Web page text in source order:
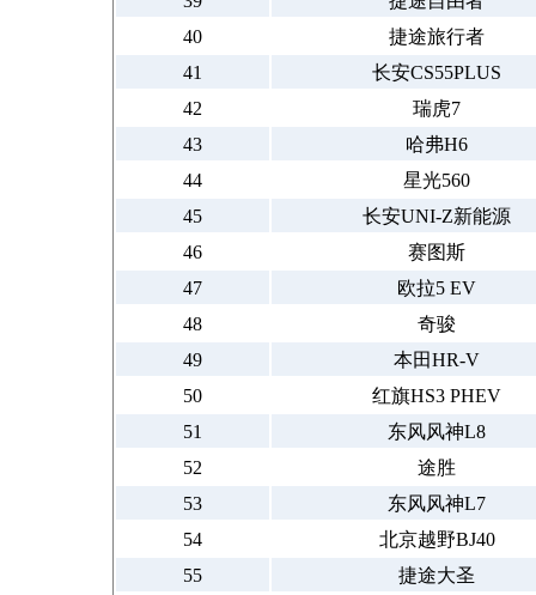
40
捷途旅行者
41
长安CS55PLUS
42
瑞虎7
43
哈弗H6
44
星光560
45
长安UNI-Z新能源
46
赛图斯
47
欧拉5 EV
48
奇骏
49
本田HR-V
50
红旗HS3 PHEV
51
东风风神L8
52
途胜
53
东风风神L7
54
北京越野BJ40
55
捷途大圣